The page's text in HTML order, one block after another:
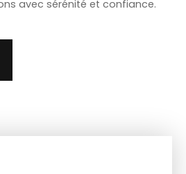
avec sérénité et confiance.